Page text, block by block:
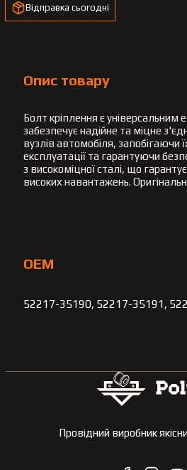
Відправка сьогодні
Опис товару
Болт кріплення є
забезпечує надійне та міцне
вузлів автомобіля, запобігаючи
експлуатації та гарантуючи
з високоміцної сталі, що гарантує
високих навантажень.
OEM
52217-35190, 52217-35191,
Провідний виробник